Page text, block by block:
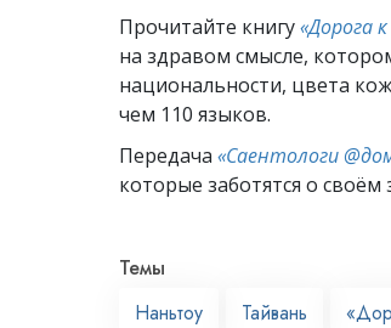
Прочитайте книгу«Дорога
на здравом смысле,
национальности, цвета
чем 110 языков.
Передача «Саентологи
которые заботятся о
Темы
Наньтоу
Тайвань